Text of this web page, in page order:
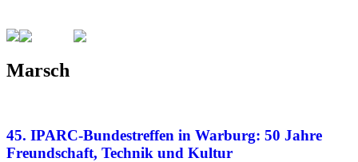
Marsch
45. IPARC-Bundestreffen in Warburg: 50 Jahre
Freundschaft, Technik und Kultur